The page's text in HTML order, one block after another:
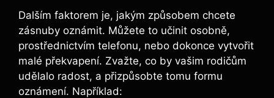
Dalším faktorem je, jakým způsobem chcete
zásnuby oznámit. Můžete to učinit osobně,
prostřednictvím telefonu, nebo dokonce vytvořit
malé překvapení. Zvažte, co by vašim rodičům
udělalo radost, a přizpůsobte tomu formu
oznámení. Například: